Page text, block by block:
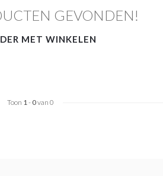
GEVONDEN!
MET WINKELEN
Toon 1- 0van 0